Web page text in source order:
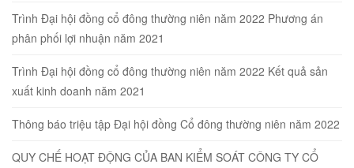
Trình Đại hội đồng cổ đông thường niên năm 2022 Phương án
phân phối lợi nhuận năm 2021
Trình Đại hội đồng cổ đông thường niên năm 2022 Kết quả sản
xuất kinh doanh năm 2021
Thông báo triệu tập Đại hội đồng Cổ đông thường niên năm 2022
QUY CHẾ HOẠT ĐỘNG CỦA BAN KIỂM SOÁT CÔNG TY CỔ